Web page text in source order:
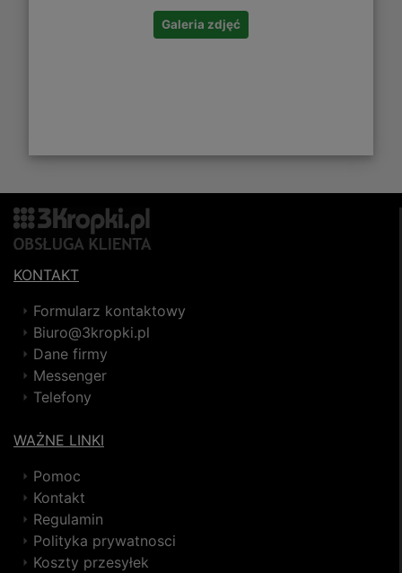
Galeria zdjęć
KONTAKT
Formularz kontaktowy
Biuro@3kropki.pl
Dane firmy
Messenger
Telefony
WAŻNE LINKI
Pomoc
Kontakt
Regulamin
Polityka prywatnosci
Koszty przesyłek